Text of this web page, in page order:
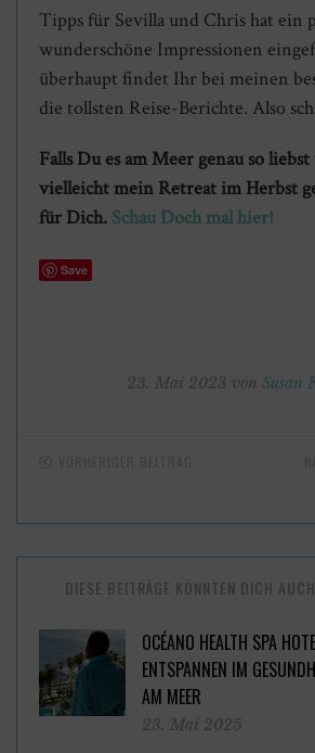
Tipps für Sevilla und Chris hat ein
wunderschöne Impressionen
überhaupt findet Ihr bei meinen
die tollsten Reise-Berichte. Also
Falls Du es am Meer genau so
vielleicht mein Retreat im Herbst
für Dich. Schau Doch mal hier!
Save
23. Mai 2023 von Susan
DIESE BEITRÄGE KÖNNTEN DICH
OCÉANO HEALTH SPA
ENTSPANNEN IM
AM MEER
23. Mai 2025